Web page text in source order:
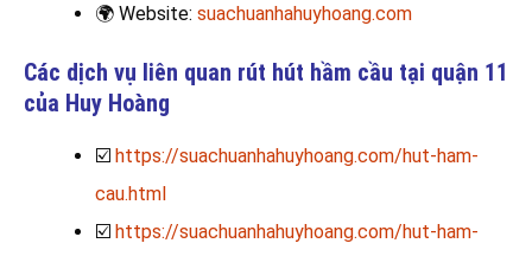
🌍 Website: suachuanhahuyhoang.com
Các dịch vụ liên quan rút hút hầm cầu tại quận 11
của Huy Hoàng
☑️ https://suachuanhahuyhoang.com/hut-ham-
cau.html
☑️ https://suachuanhahuyhoang.com/hut-ham-